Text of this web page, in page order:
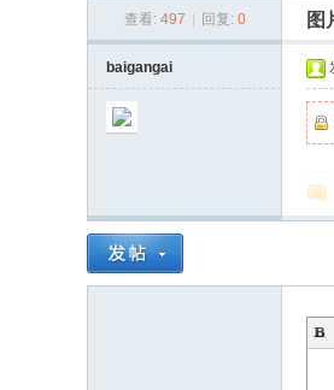
查看: 497 回复: 0 图
baigangai